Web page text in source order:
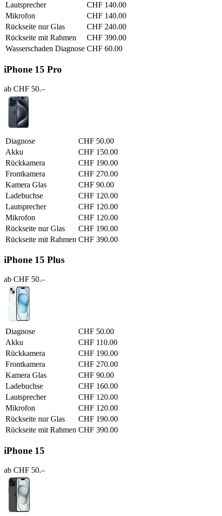
Lautsprecher
CHF 140.00
Mikrofon
CHF 140.00
Rückseite nur Glas
CHF 240.00
Rückseite mit Rahmen
CHF 390.00
Wasserschaden Diagnose CHF 60.00
iPhone 15 Pro
ab CHF 50.–
Diagnose
CHF 50.00
Akku
CHF 150.00
Rückkamera
CHF 190.00
Frontkamera
CHF 270.00
Kamera Glas
CHF 90.00
Ladebuchse
CHF 120.00
Lautsprecher
CHF 120.00
Mikrofon
CHF 120.00
Rückseite nur Glas
CHF 190.00
Rückseite mit Rahmen CHF 390.00
iPhone 15 Plus
ab CHF 50.–
Diagnose
CHF 50.00
Akku
CHF 110.00
Rückkamera
CHF 190.00
Frontkamera
CHF 270.00
Kamera Glas
CHF 90.00
Ladebuchse
CHF 160.00
Lautsprecher
CHF 120.00
Mikrofon
CHF 120.00
Rückseite nur Glas
CHF 190.00
Rückseite mit Rahmen CHF 390.00
iPhone 15
ab CHF 50.–